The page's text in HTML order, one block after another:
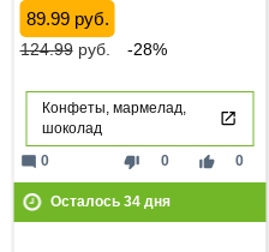
89.99 руб.
124.99руб. -28%
Конфеты, мармелад,
шоколад
thumb_down 0 thumb_up 0
mode_comment 0
Осталось 34дня